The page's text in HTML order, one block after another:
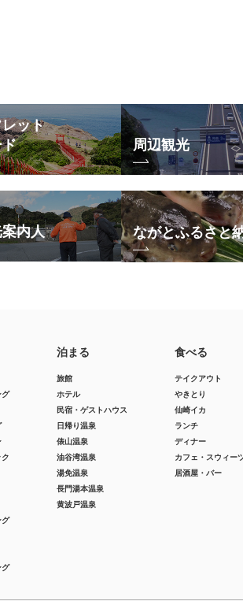
ット
周辺観光
内人 ながとふるさと
グ
グ
グ
泊まる
旅館
ホテル
民宿・ゲストハウス
日帰り温泉
俵山温泉
油谷湾温泉
湯免温泉
長門湯本温泉
黄波戸温泉
食べる
テイクアウト
やきとり
仙崎イカ
ランチ
ディナー
カフェ・スウィー
居酒屋・バー